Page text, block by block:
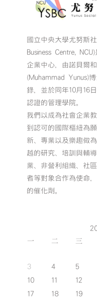
國立中央大學尤努斯
Business Centre,
企業中心，由諾貝爾
(Muhammad Yunus)
錄，並於同年10月16
認證的管理學院。
我們以成為社會企業
到認可的國際樞紐為
新、專業以及樂趣做
越的研究、培訓與輔
業、非營利組織、社
者等對象合作為使命
的催化劑。
一 二 三
3
4 5
10
11 12
17
18 19